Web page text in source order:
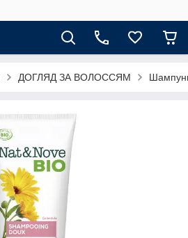
ДОГЛЯД ЗА ВОЛОССЯМ